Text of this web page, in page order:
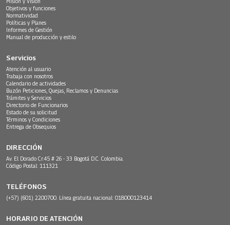
Objetivos y funciones
Normatividad
Políticas y Planes
Informes de Gestión
Manual de producción y estilo
Servicios
Atención al usuario
Trabaja con nosotros
Calendario de actividades
Buzón Peticiones, Quejas, Reclamos y Denuncias
Trámites y Servicios
Directorio de Funcionarios
Estado de su solicitud
Términos y Condiciones
Entrega de Obsequios
DIRECCIÓN
Av. El Dorado Cr.45 # 26 - 33 Bogotá D.C. Colombia.
Código Postal: 111321
TELÉFONOS
(+57) (601) 2200700. Línea gratuita nacional: 018000123414
HORARIO DE ATENCIÓN